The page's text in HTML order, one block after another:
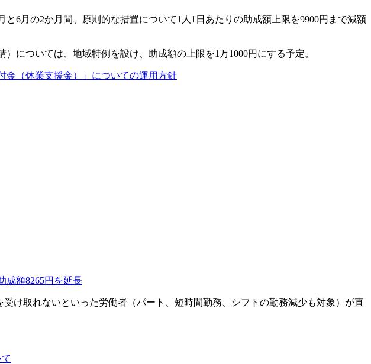
6月の2か月間、原則的な措置について1人1日あたりの助成額上限を9900円まで減額
については、地域特例を設け、助成額の上限を1万1000円にする予定。
成額8265円を延長
け取れないといった労働者（パート、短時間勤務、シフトの勤務減少も対象）が直